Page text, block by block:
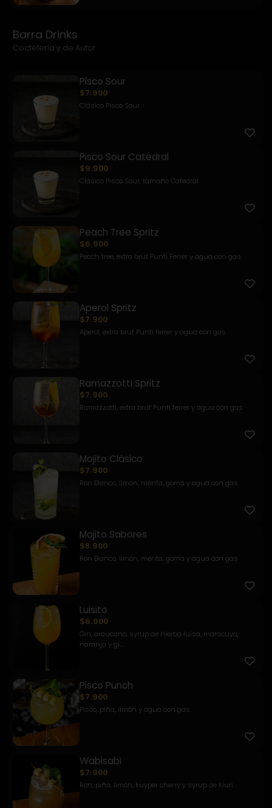
Barra Drinks
Coctelería y de Autor
Pisco Sour
$7.900
Clásico Pisco Sour.
Pisco Sour Catedral
$9.900
Clásico Pisco Sour, tamaño Catedral
Peach Tree Spritz
$6.900
Peach tree, extra brut Punti Ferrer y agua con gas.
Aperol Spritz
$7.900
Aperol, extra brut Punti ferrer y agua con gas
Ramazzotti Spritz
$7.900
Ramazzotti, extra brut Punti ferrer y agua con gas.
Mojito Clásico
$7.900
Ron Blanco, limón, menta, goma y agua con gas.
Mojito Sabores
$8.900
Ron Blanco, limón, menta, goma y agua con gas.
Luisito
$6.900
Gin, araucano, syrup de hierba luisa, maracuyá,
naranja y gi...
Pisco Punch
$7.900
Pisco, piña, limón y agua con gas.
Wabisabi
$7.900
Ron, piña, limón, kuyper cherry y syrup de kiuri.